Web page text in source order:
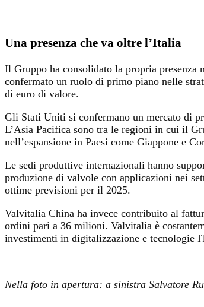
Una presenza che va oltre l’Italia
Il Gruppo ha consolidato la propria presenza
confermato un ruolo di primo piano nelle
di euro di valore.
Gli Stati Uniti si confermano un mercato di
L’Asia Pacifica sono tra le regioni in cui il
nell’espansione in Paesi come Giappone e
Le sedi produttive internazionali hanno
produzione di valvole con applicazioni nei
ottime previsioni per il 2025.
Valvitalia China ha invece contribuito al
ordini pari a 36 milioni. Valvitalia è
investimenti in digitalizzazione e tecnologie
Nella foto in apertura: a sinistra Salvatore